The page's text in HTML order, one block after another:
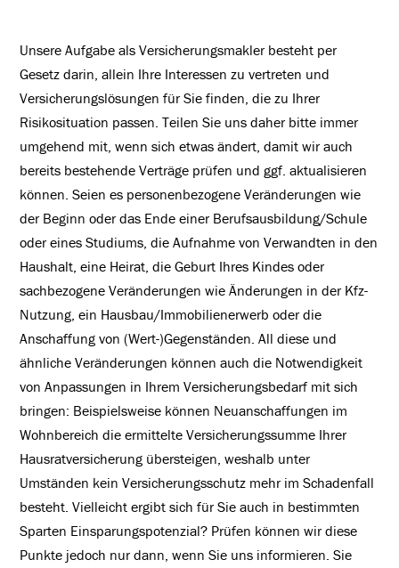
Unsere Aufgabe als Versicherungsmakler besteht per
Gesetz darin, allein Ihre Interessen zu vertreten und
Versicherungslösungen für Sie finden, die zu Ihrer
Risikosituation passen. Teilen Sie uns daher bitte immer
umgehend mit, wenn sich etwas ändert, damit wir auch
bereits bestehende Verträge prüfen und ggf. aktualisieren
können. Seien es personenbezogene Veränderungen wie
der Beginn oder das Ende einer Berufsausbildung/Schule
oder eines Studiums, die Aufnahme von Verwandten in den
Haushalt, eine Heirat, die Geburt Ihres Kindes oder
sachbezogene Veränderungen wie Änderungen in der Kfz-
Nutzung, ein Hausbau/Immobilienerwerb oder die
Anschaffung von (Wert-)Gegenständen. All diese und
ähnliche Veränderungen können auch die Notwendigkeit
von Anpassungen in Ihrem Versicherungsbedarf mit sich
bringen: Beispielsweise können Neuanschaffungen im
Wohnbereich die ermittelte Versicherungssumme Ihrer
Hausratversicherung übersteigen, weshalb unter
Umständen kein Versicherungsschutz mehr im Schadenfall
besteht. Vielleicht ergibt sich für Sie auch in bestimmten
Sparten Einsparungspotenzial? Prüfen können wir diese
Punkte jedoch nur dann, wenn Sie uns informieren. Sie